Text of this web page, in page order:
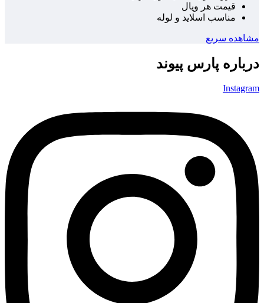
قیمت هر ویال
مناسب اسلاید و لوله
مشاهده سریع
درباره پارس پیوند
Instagram